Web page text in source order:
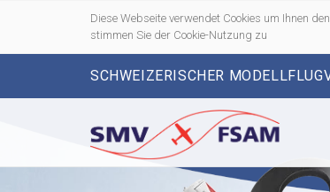
Diese Webseite verwendet Cookies um Ihnen
stimmen Sie der Cookie-Nutzung zu
SCHWEIZERISCHER